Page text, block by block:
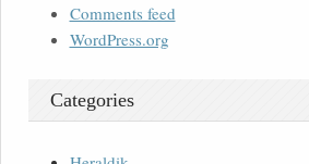
Comments feed
WordPress.org
Categories